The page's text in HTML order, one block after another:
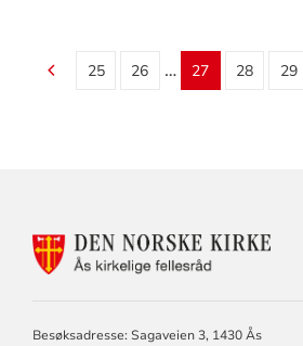
25 26 … 27 28 29
Besøksadresse: Sagaveien 3, 1430 Ås